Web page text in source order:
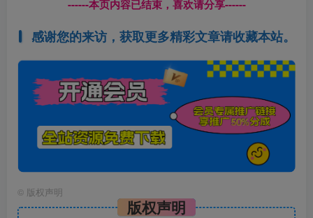
------本页内容已结束，喜欢请分享------
感谢您的来访，获取更多精彩文章请收藏本站。
© 版权声明
版权声明